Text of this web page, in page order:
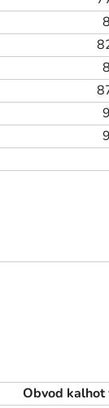
Obvod kalhot